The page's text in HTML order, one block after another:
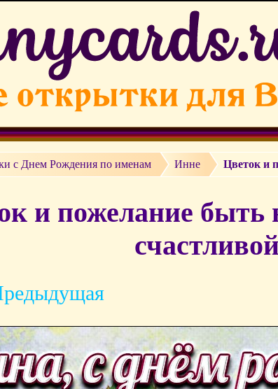
c Днем Рождения по именам Инне Цветок и
и пожелание быть